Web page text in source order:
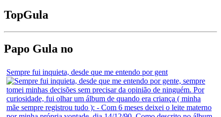
TopGula
Papo Gula no
Sempre fui inquieta, desde que me entendo por gent